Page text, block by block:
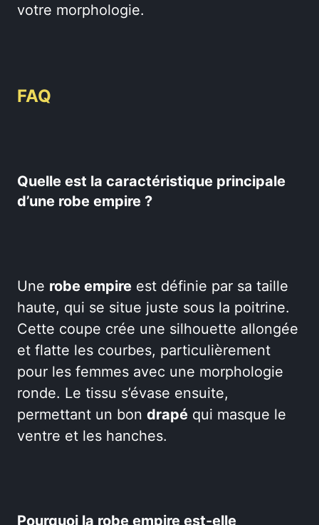
votre morphologie.
FAQ
Quelle est la caractéristique principale
d’une robe empire ?
Une robe empire est définie par sa taille
haute, qui se situe juste sous la poitrine.
Cette coupe crée une silhouette allongée
et flatte les courbes, particulièrement
pour les femmes avec une morphologie
ronde. Le tissu s’évase ensuite,
permettant un bon drapé qui masque le
ventre et les hanches.
Pourquoi la robe empire est-elle